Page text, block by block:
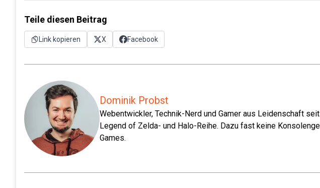
Teile diesen Beitrag
Link kopieren X Facebook
Dominik Probst
Webentwickler, Technik-Nerd und Gamer aus Leidenschaft
Legend of Zelda- und Halo-Reihe. Dazu fast keine
Games.